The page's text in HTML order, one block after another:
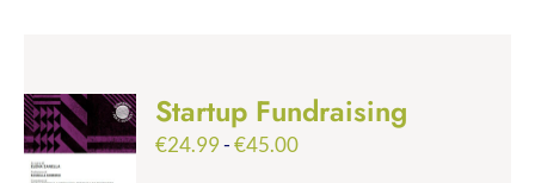
Startup Fundraising
€24.99-€45.00Fascia